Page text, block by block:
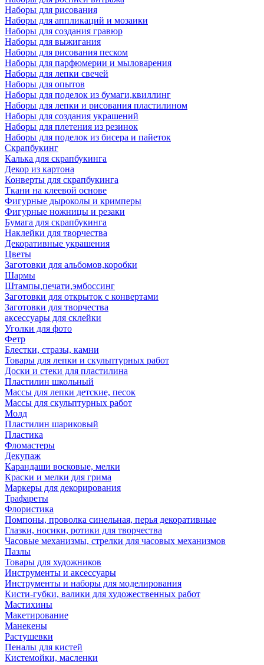
Наборы для рисования
Наборы для аппликаций и мозаики
Наборы для создания гравюр
Наборы для выжигания
Наборы для рисования песком
Наборы для парфюмерии и мыловарения
Наборы для лепки свечей
Наборы для опытов
Наборы для поделок из бумаги,квиллинг
Наборы для лепки и рисования пластилином
Наборы для создания украшений
Наборы для плетения из резинок
Наборы для поделок из бисера и пайеток
Скрапбукинг
Калька для скрапбукинга
Декор из картона
Конверты для скрапбукинга
Ткани на клеевой основе
Фигурные дыроколы и кримперы
Фигурные ножницы и резаки
Бумага для скрапбукинга
Наклейки для творчества
Декоративные украшения
Цветы
Заготовки для альбомов,коробки
Шармы
Штампы,печати,эмбоссинг
Заготовки для открыток с конвертами
Заготовки для творчества
аксессуары для склейки
Уголки для фото
Фетр
Блестки, стразы, камни
Товары для лепки и скульптурных работ
Доски и стеки для пластилина
Пластилин школьный
Массы для лепки детские, песок
Массы для скульптурных работ
Молд
Пластилин шариковый
Пластика
Фломастеры
Декупаж
Карандаши восковые, мелки
Краски и мелки для грима
Маркеры для декорирования
Трафареты
Флористика
Помпоны, проволка синельная, перья декоративные
Глазки, носики, ротики для творчества
Часовые механизмы, стрелки для часовых механизмов
Пазлы
Товары для художников
Инструменты и аксессуары
Инструменты и наборы для моделирования
Кисти-губки, валики для художественных работ
Мастихины
Макетирование
Манекены
Растушевки
Пеналы для кистей
Кистемойки, масленки